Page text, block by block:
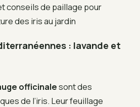
conseils de paillage pour
des iris au jardin
: lavande et
officinalesont des
de l’iris. Leur feuillage